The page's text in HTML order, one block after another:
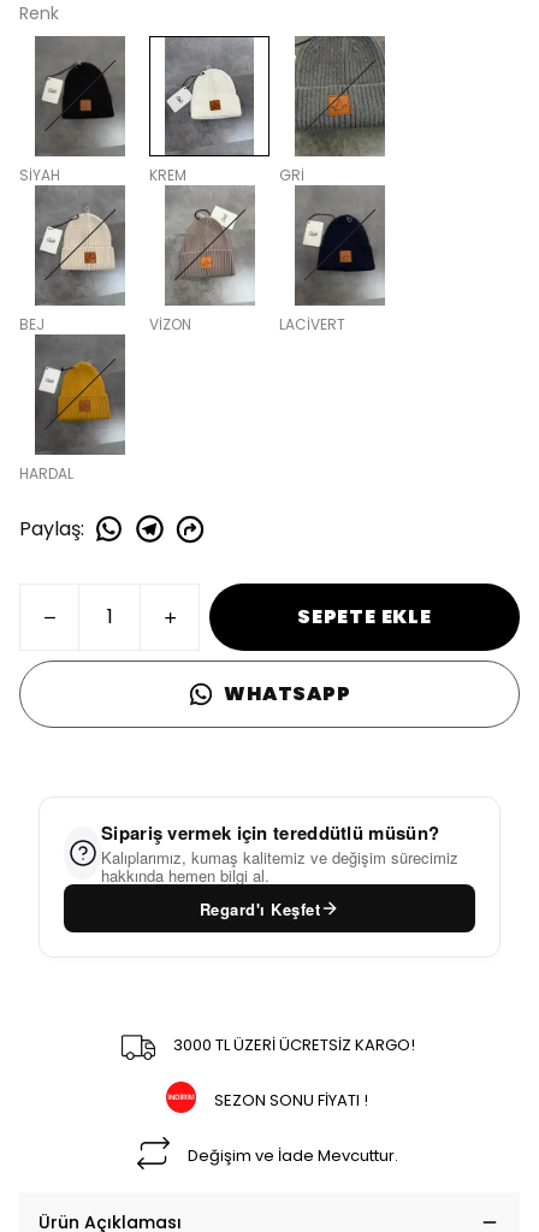
Renk
SİYAH KREM GRİ
BEJ VİZON LACİVERT
HARDAL
Paylaş:
SEPETE EKLE
WHATSAPP
Sipariş vermek için tereddütlü müsün?
Kalıplarımız, kumaş kalitemiz ve değişim sürecimiz
hakkında hemen bilgi al.
Regard'ı Keşfet
3000 TL ÜZERİ ÜCRETSİZ KARGO!
SEZON SONU FİYATI !
Değişim ve İade Mevcuttur.
Ürün Açıklaması